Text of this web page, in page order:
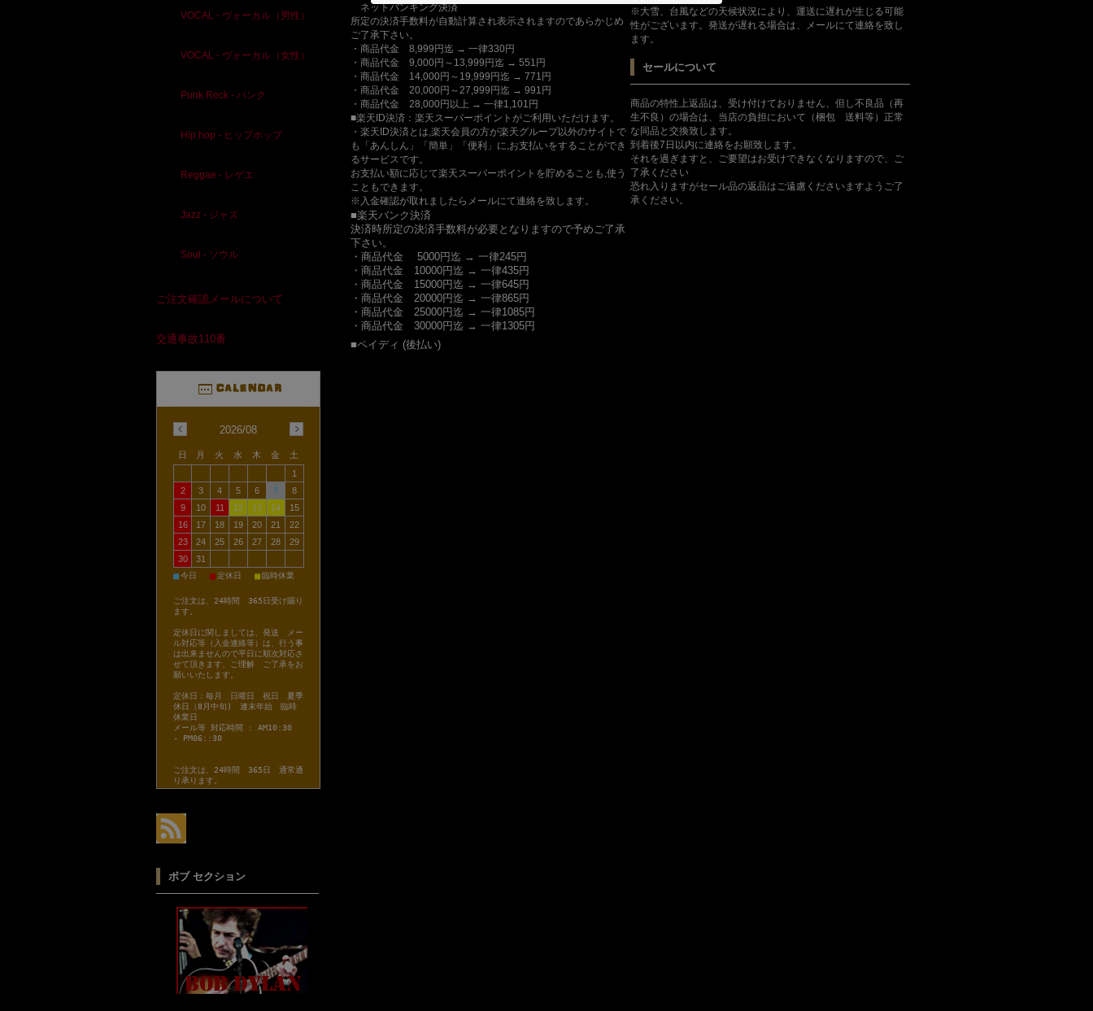
ネットバンキング決済
所定の決済手数料が自動計算され表示されますのであらかじめ
ご了承下さい。
・商品代金 8,999円迄 → 一律330円
・商品代金 9,000円～13,999円迄 → 551円
・商品代金 14,000円～19,999円迄 → 771円
・商品代金 20,000円～27,999円迄 → 991円
・商品代金 28,000円以上 → 一律1,101円
■楽天ID決済：楽天スーパーポイントがご利用いただけます。
・楽天ID決済とは,楽天会員の方が楽天グループ以外のサイトで
も「あんしん」「簡単」「便利」に,お支払いをすることができ
るサービスです。
お支払い額に応じて楽天スーパーポイントを貯めることも,使う
こともできます。
※入金確認が取れましたらメールにて連絡を致します。
■楽天バンク決済
決済時所定の決済手数料が必要となりますので予めご了承
下さい。
・商品代金 5000円迄 → 一律245円
・商品代金 10000円迄 → 一律435円
・商品代金 15000円迄 → 一律645円
・商品代金 20000円迄 → 一律865円
・商品代金 25000円迄 → 一律1085円
・商品代金 30000円迄 → 一律1305円
※大雪、台風などの天候状況により、運送に遅れが生じる可能
性がございます。発送が遅れる場合は、メールにて連絡を致し
ます。
セールについて
商品の特性上返品は、受け付けておりません、但し不良品（再
生不良）の場合は、当店の負担において（梱包 送料等）正常
な同品と交換致します。
到着後7日以内に連絡をお願致します。
それを過ぎますと、ご要望はお受けできなくなりますので、ご
了承ください
恐れ入りますがセール品の返品はご遠慮くださいますようご了
承ください。
■ペイディ (後払い)
VOCAL - ヴォーカル（男性）
VOCAL - ヴォーカル（女性）
Punk Rock - パンク
Hip hop - ヒップホップ
Reggae - レゲエ
Jazz - ジャズ
Soul - ソウル
ご注文確認メールについて
交通事故110番
2026/08
日 月 火 水 木 金
土
1
2
3 4 5 6 7
8
9
10 11 12 13 14
15
16
17 18 19 20 21
22
23
24 25 26 27 28
29
30
31
■今日 ■定休日 ■臨時休業
ご注文は、24時間 365日受け賜り
ます。
定休日に関しましては、発送 メー
ル対応等（入金連絡等）は、行う事
は出来ませんので平日に順次対応さ
せて頂きます、ご理解 ご了承をお
願いいたします。
定休日：毎月 日曜日 祝日 夏季
休日（8月中旬) 連末年始 臨時
休業日
メール等 対応時間 : AM10:30
- PM06::30
ご注文は、24時間 365日 通常通
り承ります。
ボブ セクション